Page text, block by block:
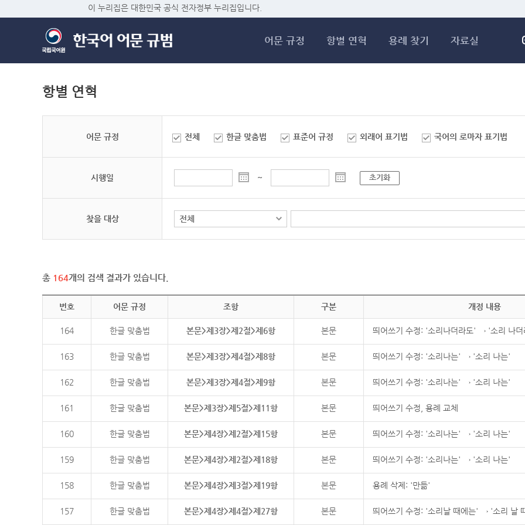
이 누리집은 대한민국 공식 전자정부 누리집입니다.
어문 규정 항별 연혁 용례 찾기 자료실
항별 연혁
어문 규정 전체 한글 맞춤법 표준어 규정 외래어 표기법 국어의 로마자 표기법
시행일 ~ 초기화
찾을 대상
총 164개의 검색 결과가 있습니다.
번호 어문 규정 조항 구분 개정 내용
164 한글 맞춤법 본문>제3장>제2절>제6항 본문 띄어쓰기 수정: '소리나더라도' → '소리 나더
163 한글 맞춤법 본문>제3장>제4절>제8항 본문 띄어쓰기 수정: '소리나는' → '소리 나는'
162 한글 맞춤법 본문>제3장>제4절>제9항 본문 띄어쓰기 수정: '소리나는' → '소리 나는'
161 한글 맞춤법 본문>제3장>제5절>제11항 본문 띄어쓰기 수정, 용례 교체
160 한글 맞춤법 본문>제4장>제2절>제15항 본문 띄어쓰기 수정: '소리나는' → '소리 나는'
159 한글 맞춤법 본문>제4장>제2절>제18항 본문 띄어쓰기 수정: '소리나는' → '소리 나는'
158 한글 맞춤법 본문>제4장>제3절>제19항 본문 용례 삭제: '만듦'
157 한글 맞춤법 본문>제4장>제4절>제27항 본문 띄어쓰기 수정: '소리날 때에는' → '소리 날